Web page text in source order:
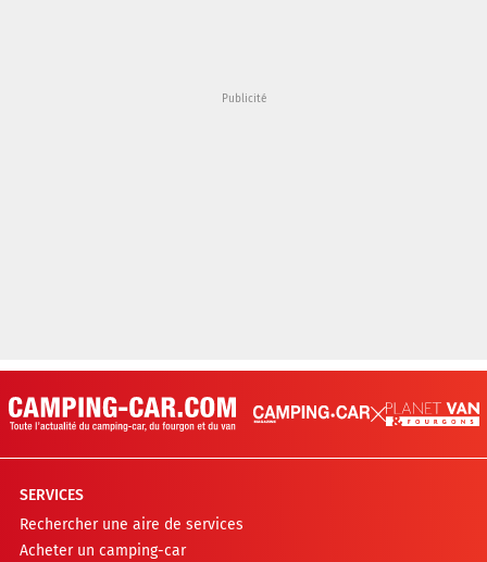
SERVICES
Rechercher une aire de services
Acheter un camping-car